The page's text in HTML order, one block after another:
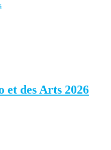
et des Arts 2026